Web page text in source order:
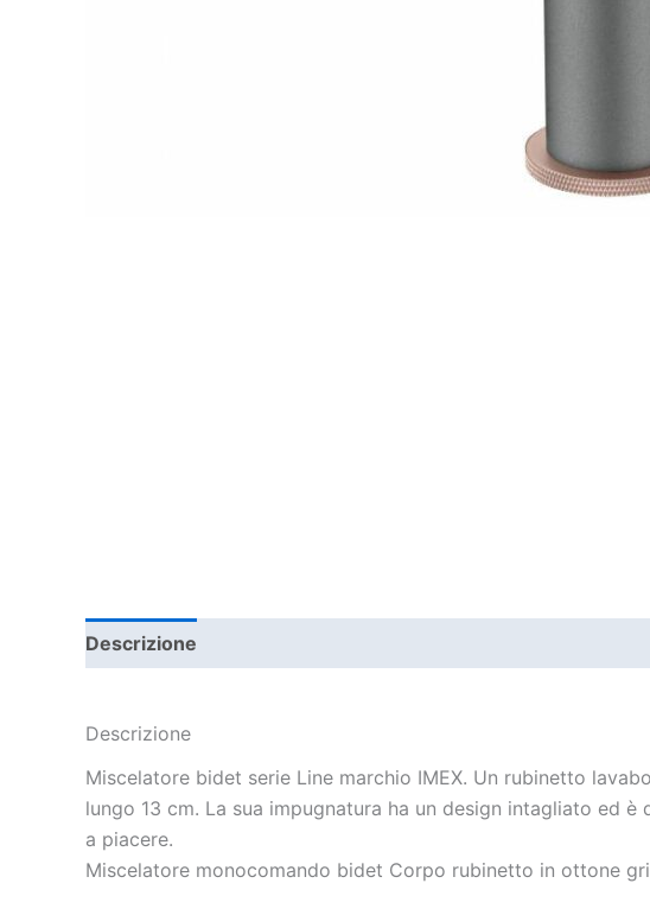
Descrizione
Descrizione
Miscelatore bidet serie Line marchio IMEX. Un rubinetto
lungo 13 cm. La sua impugnatura ha un design intagliato ed
a piacere.
Miscelatore monocomando bidet Corpo rubinetto in ottone